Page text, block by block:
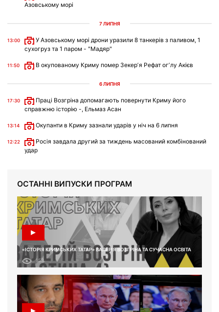
Азовському морі
7 ЛИПНЯ
13:00
У Азовському морі дрони уразили 8 танкерів з паливом, 1
сухогруз та 1 паром - "Мадяр"
11:50 В окупованому Криму помер Зекерʼя Рефат огʼлу Акієв
6 ЛИПНЯ
17:30
Праці Возгріна допомагають повернути Криму його
справжню історію -, Ельмаз Асан
13:14 Окупанти в Криму зазнали ударів у ніч на 6 липня
12:22
Росія завдала другий за тиждень масований комбінований
удар
ОСТАННІ ВИПУСКИ ПРОГРАМ
«ІСТОРІЯ КРИМСЬКИХ ТАТАР» ВАЛЕРІЯ ВОЗГРІНА ТА СУЧАСНА ОСВІТА
153